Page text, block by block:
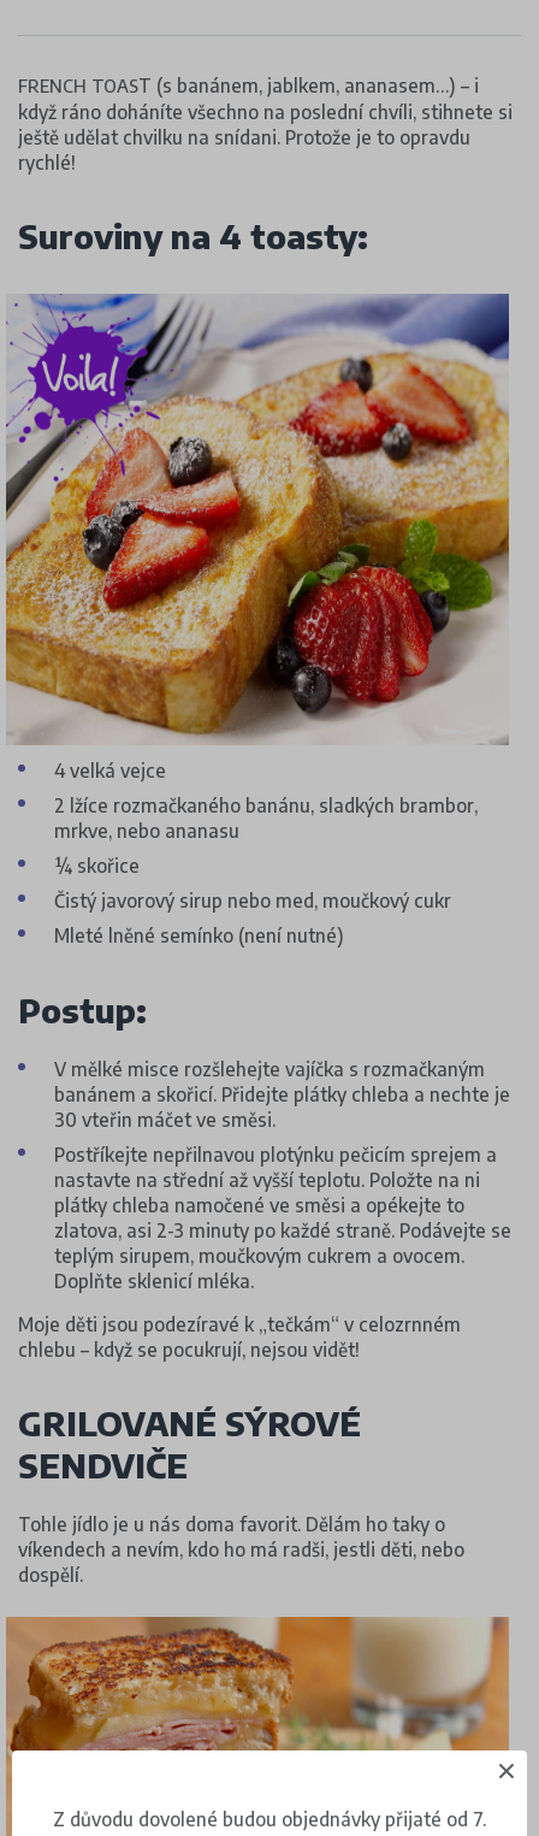
FRENCH TOAST (s banánem, jablkem, ananasem…) – i
když ráno doháníte všechno na poslední chvíli, stihnete si
ještě udělat chvilku na snídani. Protože je to opravdu
rychlé!
Suroviny na 4 toasty:
4 velká vejce
2 lžíce rozmačkaného banánu, sladkých brambor,
mrkve, nebo ananasu
¼ skořice
Čistý javorový sirup nebo med, moučkový cukr
Mleté lněné semínko (není nutné)
Postup:
V mělké misce rozšlehejte vajíčka s rozmačkaným
banánem a skořicí. Přidejte plátky chleba a nechte je
30 vteřin máčet ve směsi.
Postříkejte nepřilnavou plotýnku pečicím sprejem a
nastavte na střední až vyšší teplotu. Položte na ni
plátky chleba namočené ve směsi a opékejte to
zlatova, asi 2-3 minuty po každé straně. Podávejte se
teplým sirupem, moučkovým cukrem a ovocem.
Doplňte sklenicí mléka.
Moje děti jsou podezíravé k „tečkám“ v celozrnném
chlebu – když se pocukrují, nejsou vidět!
GRILOVANÉ SÝROVÉ
SENDVIČE
Tohle jídlo je u nás doma favorit. Dělám ho taky o
víkendech a nevím, kdo ho má radši, jestli děti, nebo
dospělí.
Z důvodu dovolené budou objednávky přijaté od 7.